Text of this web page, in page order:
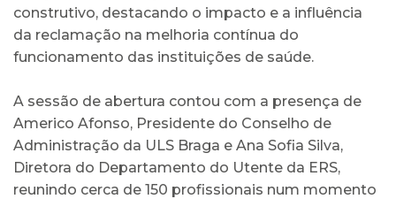
construtivo, destacando o impacto e a influência
da reclamação na melhoria contínua do
funcionamento das instituições de saúde.
A sessão de abertura contou com a presença de
Americo Afonso, Presidente do Conselho de
Administração da ULS Braga e Ana Sofia Silva,
Diretora do Departamento do Utente da ERS,
reunindo cerca de 150 profissionais num momento